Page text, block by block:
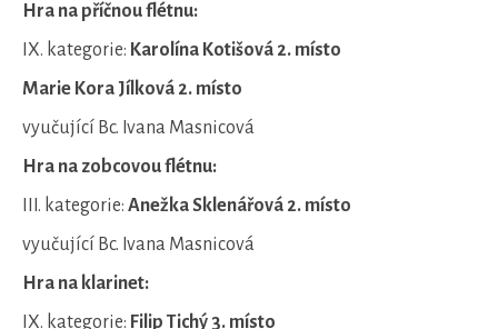
Hra na příčnou flétnu:
IX. kategorie: Karolína Kotišová 2. místo
Marie Kora Jílková 2. místo
vyučující Bc. Ivana Masnicová
Hra na zobcovou flétnu:
III. kategorie: Anežka Sklenářová 2. místo
vyučující Bc. Ivana Masnicová
Hra na klarinet:
IX. kategorie: Filip Tichý 3. místo